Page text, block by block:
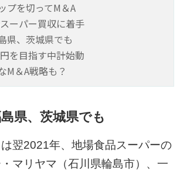
プを切ってM＆A
ーパー買収に着手
県、茨城県でも
を目指す中計始動
M＆A戦略も？
県、茨城県でも
翌2021年、地場食品スーパーの
マリヤマ（石川県輪島市）、一